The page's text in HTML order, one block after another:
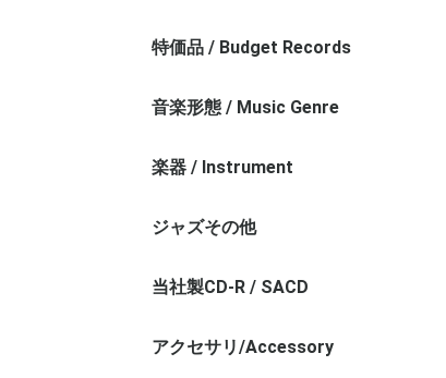
特価品 / Budget Records
お値打ちレコード（REG番台）
1000円以下
音楽形態 / Music Genre
楽器 / Instrument
ジャズその他
当社製CD-R / SACD
アクセサリ/Accessory